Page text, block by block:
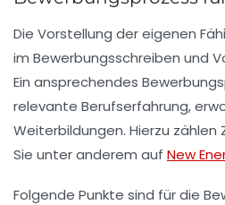
Die Vorstellung der eigenen
im Bewerbungsschreiben und
Ein ansprechendes
relevante Berufserfahrung,
Weiterbildungen. Hierzu
Sie unter anderem auf New
Folgende Punkte sind für die